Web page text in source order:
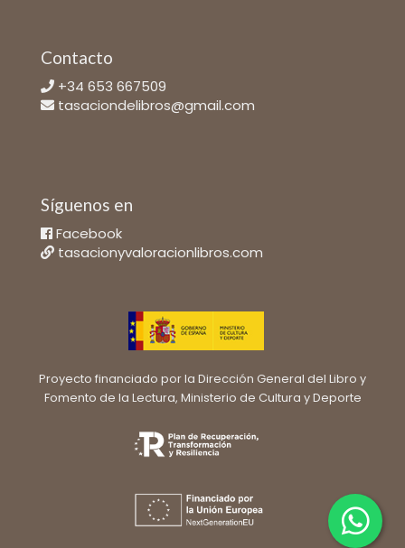
Contacto
+34 653 667509
tasaciondelibros@gmail.com
Síguenos en
Facebook
tasacionyvaloracionlibros.com
Proyecto financiado por la Dirección General del Libro y
Fomento de la Lectura, Ministerio de Cultura y Deporte